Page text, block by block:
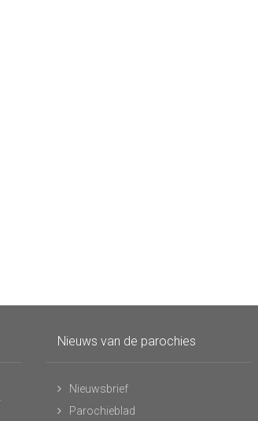
Nieuws van de parochies
Nieuwsbrief
Parochieblad